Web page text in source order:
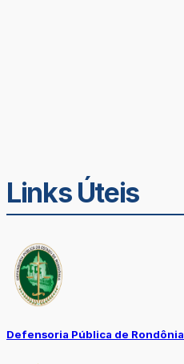
Links Úteis
Defensoria Pública de Rondônia